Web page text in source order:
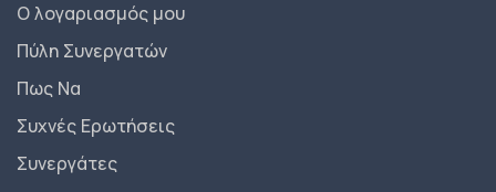
Ο λογαριασμός μου
Πύλη Συνεργατών
Πως Να
Συχνές Ερωτήσεις
Συνεργάτες